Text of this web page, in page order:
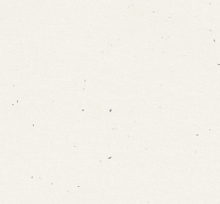
ルでお問い合わせ